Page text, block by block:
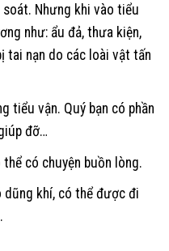
Nhưng khi vào tiểu
như: ẩu đả, thưa kiện,
tai nạn do các loài vật tấn
tiểu vận. Quý bạn có phần
đỡ…
có chuyện buồn lòng.
dũng khí, có thể được đi